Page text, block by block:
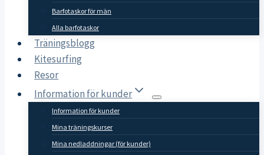
Barfotaskor för män
Alla barfotaskor
Träningsblogg
Kitesurfing
Resor
Information för kunder
Information för kunder
Mina träningskurser
Mina nedladdningar (för kunder)